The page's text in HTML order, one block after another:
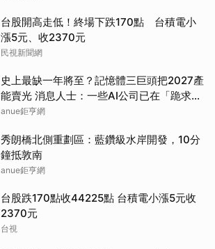
台股開高走低！終場下跌170點 台積電小
漲5元、收2370元
民視新聞網
史上最缺一年將至？記憶體三巨頭把2027產
能賣光 消息人士：一些AI公司已在「跪求晶
片」
anue鉅亨網
秀朗橋北側重劃區：藍鑽級水岸開發，10分
鐘抵敦南
anue鉅亨網
台股跌170點收44225點 台積電小漲5元收
2370元
台視